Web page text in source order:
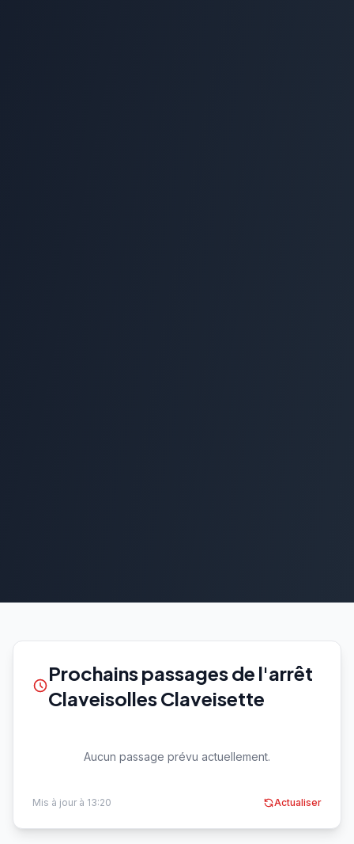
Prochains passages de l'arrêt
Claveisolles Claveisette
Aucun passage prévu actuellement.
Mis à jour à 13:20 Actualiser